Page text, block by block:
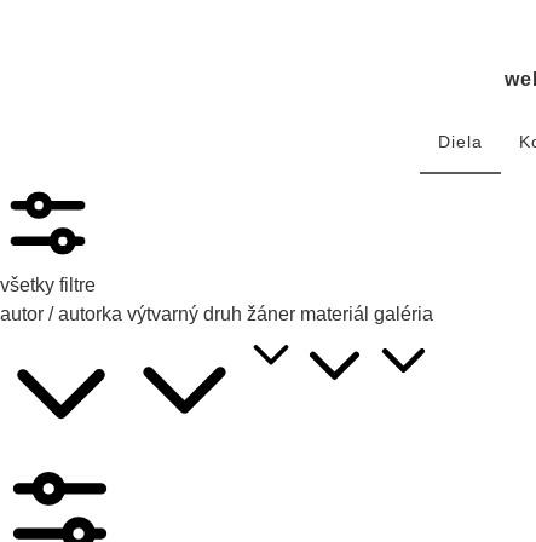
Diela
všetky filtre
autor / autorka výtvarný druh žáner materiál galéria